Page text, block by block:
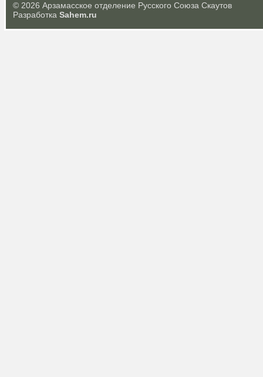
© 2026 Арзамасское отделение Русского Союза Скаутов
Разработка Sahem.ru